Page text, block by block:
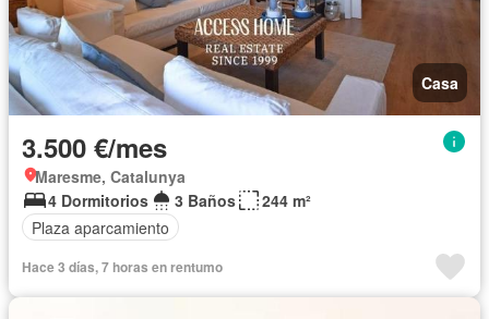
Casa
3.500 €/mes
Maresme, Catalunya
4 Dormitorios
3 Baños
244 m²
Plaza aparcamiento
Hace 3 días, 7 horas en rentumo